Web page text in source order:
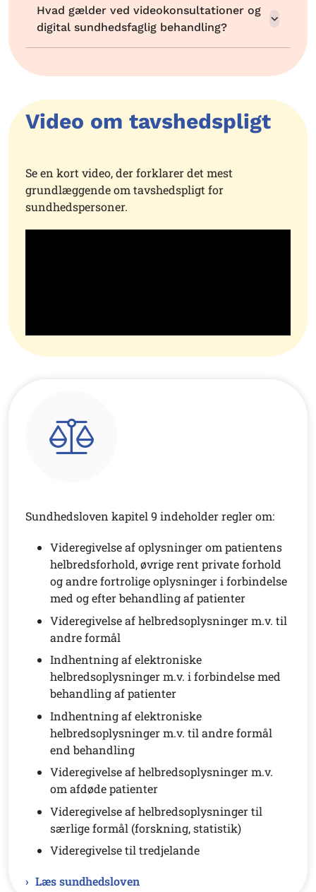
Hvad gælder ved videokonsultationer og
digital sundhedsfaglig behandling?
Video om tavshedspligt
Se en kort video, der forklarer det mest
grundlæggende om tavshedspligt for
sundhedspersoner.
Sundhedsloven kapitel 9 indeholder regler om:
Videregivelse af oplysninger om patientens
helbredsforhold, øvrige rent private forhold
og andre fortrolige oplysninger i forbindelse
med og efter behandling af patienter
Videregivelse af helbredsoplysninger m.v. til
andre formål
Indhentning af elektroniske
helbredsoplysninger m.v. i forbindelse med
behandling af patienter
Indhentning af elektroniske
helbredsoplysninger m.v. til andre formål
end behandling
Videregivelse af helbredsoplysninger m.v.
om afdøde patienter
Videregivelse af helbredsoplysninger til
særlige formål (forskning, statistik)
Videregivelse til tredjelande
Læs sundhedsloven